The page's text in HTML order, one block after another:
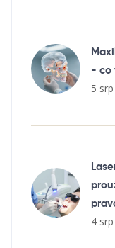
- co
5
4